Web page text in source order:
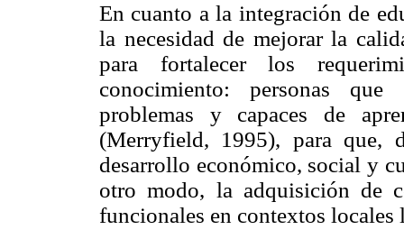
En cuanto a la integración de
la necesidad de mejorar la
para fortalecer los
conocimiento: personas que
problemas y capaces de
(Merryfield, 1995), para que,
desarrollo económico, social y
otro modo, la adquisición de
funcionales en contextos locales